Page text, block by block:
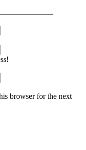
browser for the next